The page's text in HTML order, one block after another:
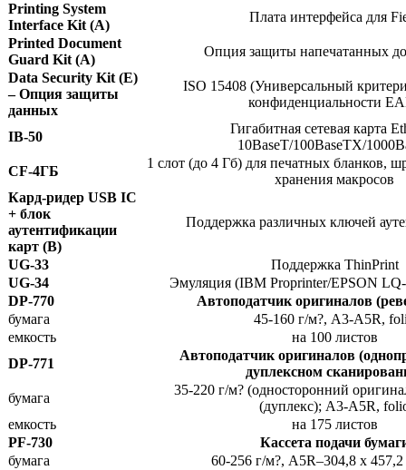
Printing System
Interface Kit (A)
Плата интерфейса для
Printed Document
Guard Kit (A)
Опция защиты напечатанных
Data Security Kit (E)
– Опция защиты
данных
ISO 15408 (Универсальный
конфиденциальности
IB-50
Гигабитная сетевая карта
10BaseT/100BaseTX/
CF-4ГБ
1 слот (до 4 Гб) для печатных бланков,
хранения макросов
Кард-ридер USB IC
+ блок
аутентификации
карт (B)
Поддержка различных ключей
UG-33
Поддержка ThinPrint
UG-34
Эмуляция (IBM Proprinter/EPSON
DP-770
Автоподатчик оригиналов
бумага
45-160 г/м?, A3-A5R,
емкость
на 100 листов
DP-771
Автоподатчик оригиналов
дуплексном
бумага
35-220 г/м? (односторонний
(дуплекс); A3-A5R,
емкость
на 175 листов
PF-730
Кассета подачи
бумага
60-256 г/м?, A5R–304,8 x